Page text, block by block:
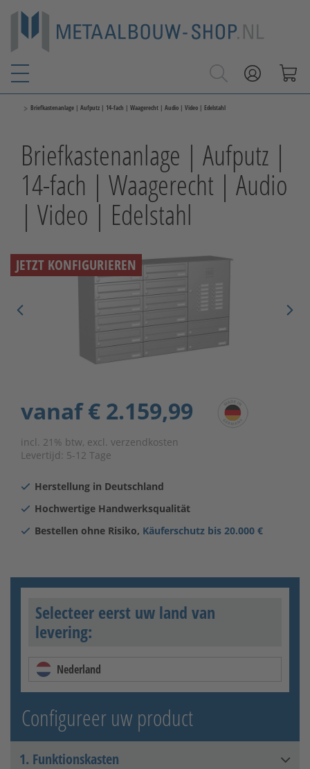
> Briefkastenanlage | Aufputz | 14-fach | Waagerecht | Audio | Video | Edelstahl
Briefkastenanlage | Aufputz |
14-fach | Waagerecht | Audio
| Video | Edelstahl
JETZT KONFIGURIEREN
vanaf€ 2.159,99
incl. 21% btw, excl. verzendkosten
Levertijd: 5-12 Tage
Herstellung in Deutschland
Hochwertige Handwerksqualität
Bestellen ohne Risiko, Käuferschutz bis 20.000 €
Selecteer eerst uw land van
levering:
Nederland
Configureer uw product
1. Funktionskasten